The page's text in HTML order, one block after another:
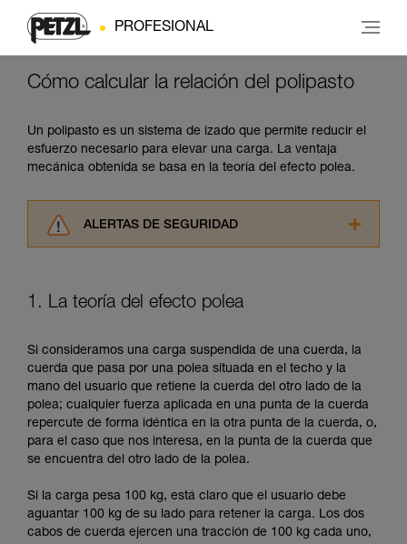
PROFESIONAL
Cómo calcular la relación del polipasto
Un polipasto es un sistema de izado que permite reducir el
esfuerzo necesario para elevar una carga. La ventaja
mecánica obtenida se basa en la teoría del efecto polea.
ALERTAS DE SEGURIDAD
consultarlo. Usted debe comprender la
información de la ficha técnica para poder
Dominar estas técnicas requiere una formación
y un entrenamiento específico. Confirme a
través de un profesional su capacidad para
ejecutar estas técnicas, solo y con total
seguridad, antes de ejecutarlas de forma
autónoma.
Damos ejemplos de técnicas relacionadas con
describimos aquí.
1. La teoría del efecto polea
Si consideramos una carga suspendida de una cuerda, la
cuerda que pasa por una polea situada en el techo y la
mano del usuario que retiene la cuerda del otro lado de la
polea; cualquier fuerza aplicada en una punta de la cuerda
repercute de forma idéntica en la otra punta de la cuerda, o,
para el caso que nos interesa, en la punta de la cuerda que
se encuentra del otro lado de la polea.
Si la carga pesa 100 kg, está claro que el usuario debe
aguantar 100 kg de su lado para retener la carga. Los dos
cabos de cuerda ejercen una tracción de 100 kg cada uno,